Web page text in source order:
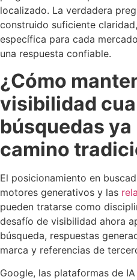
localizado. La verdadera
construido suficiente
específica para cada
una respuesta confiable.
¿Cómo
visibilidad
búsquedas
camino
El posicionamiento en
motores generativos y las
pueden tratarse como
desafío de visibilidad ahora
búsqueda, respuestas
marca y referencias de
Google, las plataformas de